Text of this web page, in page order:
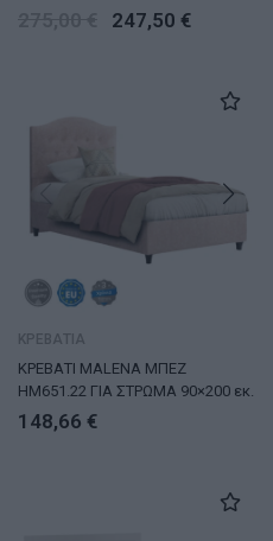
247,50 €
ΚΡΕΒΑΤΙΑ
ΚΡΕΒΑΤΙ MALENA ΜΠΕΖ
HM651.22 ΓΙΑ ΣΤΡΩΜΑ 90×200 εκ.
148,66 €